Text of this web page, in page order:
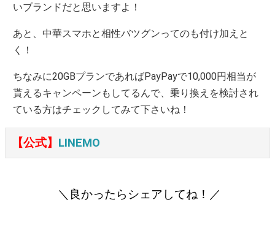
いブランドだと思いますよ！
あと、中華スマホと相性バツグンってのも付け加えと
く！
ちなみに20GBプランであればPayPayで10,000円相当が
貰えるキャンペーンもしてるんで、乗り換えを検討され
ている方はチェックしてみて下さいね！
【公式】 LINEMO
＼良かったらシェアしてね！／